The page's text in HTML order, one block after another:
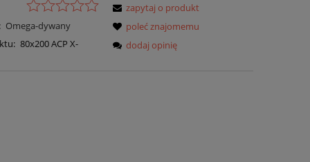
Omega-dywany
80x200 ACP X-
zapytaj o produkt
poleć znajomemu
dodaj opinię